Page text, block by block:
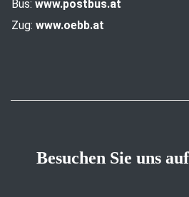
Bus: www.postbus.at
Zug: www.oebb.at
Besuchen Sie uns